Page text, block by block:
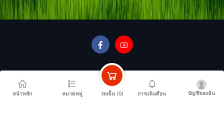
หน้าหลัก หมวดหมู่ รถเข็น (0) การแจ้งเตือน บัญชีของฉัน